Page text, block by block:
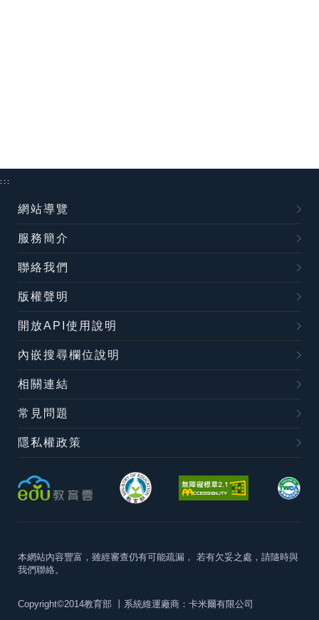
:::
網站導覽
服務簡介
聯絡我們
版權聲明
開放API使用說明
內嵌搜尋欄位說明
相關連結
常見問題
隱私權政策
本網站內容豐富，雖經審查仍有可能疏漏， 若有欠妥之處，請隨時與
我們聯絡。
Copyright©2014教育部 丨系統維運廠商：卡米爾有限公司